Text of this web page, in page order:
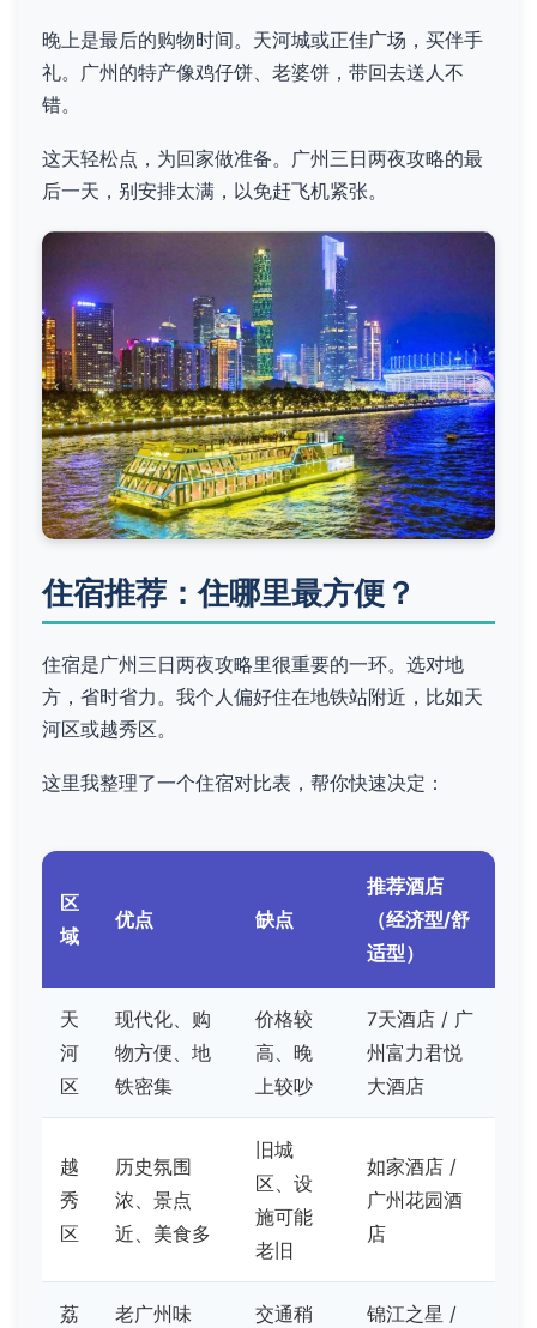
晚上是最后的购物时间。天河城或正佳广场，买伴手
礼。广州的特产像鸡仔饼、老婆饼，带回去送人不
错。
这天轻松点，为回家做准备。广州三日两夜攻略的最
后一天，别安排太满，以免赶飞机紧张。
住宿推荐：住哪里最方便？
住宿是广州三日两夜攻略里很重要的一环。选对地
方，省时省力。我个人偏好住在地铁站附近，比如天
河区或越秀区。
这里我整理了一个住宿对比表，帮你快速决定：
区
域
优点 缺点
推荐酒店
（经济型/舒
适型）
天
河
区
现代化、购
物方便、地
铁密集
价格较
高、晚
上较吵
7天酒店 / 广
州富力君悦
大酒店
越
秀
区
历史氛围
浓、景点
近、美食多
旧城
区、设
施可能
老旧
如家酒店 /
广州花园酒
店
荔 老广州味 交通稍 锦江之星 /